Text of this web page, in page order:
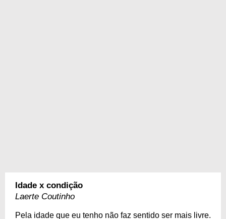
Idade x condição
Laerte Coutinho
Pela idade que eu tenho não faz sentido ser mais livre.